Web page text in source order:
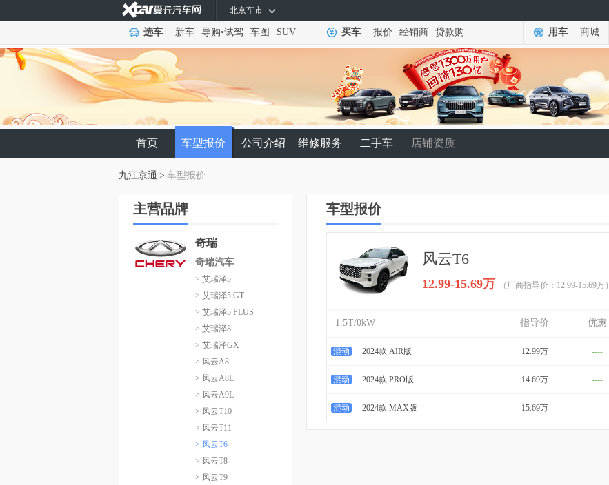
北京车市
选车 新车 导购•试驾 车图 SUV 买车 报价 经销商 贷款购 用车 商城
首页 车型报价 公司介绍 维修服务 二手车 店铺资质
九江京通 > 车型报价
主营品牌
奇瑞
奇瑞汽车
> 艾瑞泽5
> 艾瑞泽5 GT
> 艾瑞泽5 PLUS
> 艾瑞泽8
> 艾瑞泽GX
> 风云A8
> 风云A8L
> 风云A9L
> 风云T10
> 风云T11
> 风云T6
> 风云T8
> 风云T9
车型报价
风云T6
12.99-15.69万
（厂商指导价：12.99-15.69万）
1.5T/0kW 指导价 优惠
混动 2024款 AIR版 12.99万 ----
混动 2024款 PRO版 14.69万 ----
混动 2024款 MAX版 15.69万 ----